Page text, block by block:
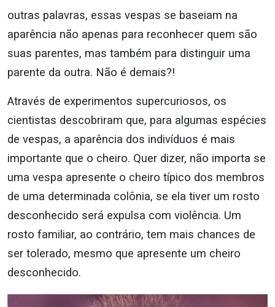
outras palavras, essas vespas se baseiam na
aparência não apenas para reconhecer quem são
suas parentes, mas também para distinguir uma
parente da outra. Não é demais?!
Através de experimentos supercuriosos, os
cientistas descobriram que, para algumas espécies
de vespas, a aparência dos indivíduos é mais
importante que o cheiro. Quer dizer, não importa se
uma vespa apresente o cheiro típico dos membros
de uma determinada colônia, se ela tiver um rosto
desconhecido será expulsa com violência. Um
rosto familiar, ao contrário, tem mais chances de
ser tolerado, mesmo que apresente um cheiro
desconhecido.